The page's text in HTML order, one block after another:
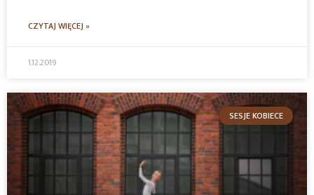
CZYTAJ WIĘCEJ »
1.12.2019
SESJE KOBIECE